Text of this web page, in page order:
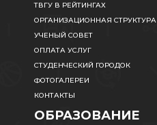
ТВГУ В РЕЙТИНГАХ
ОРГАНИЗАЦИОННАЯ СТРУКТУРА
УЧЕНЫЙ СОВЕТ
ОПЛАТА УСЛУГ
СТУДЕНЧЕСКИЙ ГОРОДОК
ФОТОГАЛЕРЕИ
КОНТАКТЫ
ОБРАЗОВАНИЕ